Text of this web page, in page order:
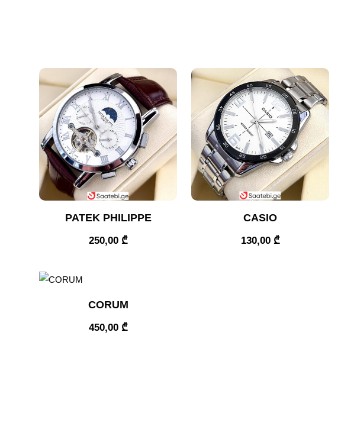
PATEK PHILIPPE
250,00 ₾
CASIO
130,00 ₾
CORUM
450,00 ₾